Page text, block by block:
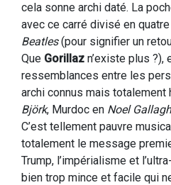
cela sonne archi daté. La
avec ce carré divisé en
Beatles(pour signifier un
Que Gorillaz n’existe plus ?),
ressemblances entre les
archi connus mais totalement
Björk, Murdoc en Noel
C’est tellement pauvre
totalement le message
Trump, l’impérialisme et
bien trop mince et facile qui